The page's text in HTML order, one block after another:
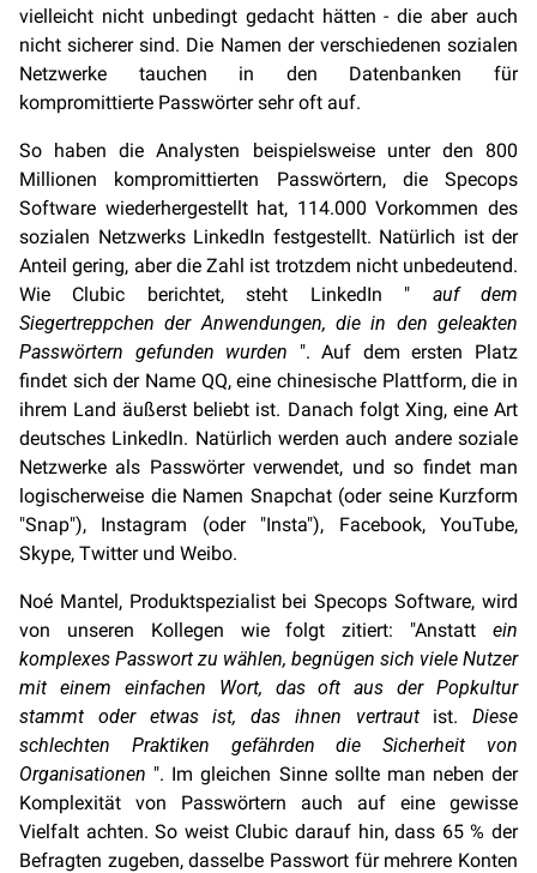
vielleicht nicht unbedingt gedacht hätten - die aber auch
nicht sicherer sind. Die Namen der verschiedenen sozialen
Netzwerke tauchen in den Datenbanken für
kompromittierte Passwörter sehr oft auf.
So haben die Analysten beispielsweise unter den 800
Millionen kompromittierten Passwörtern, die Specops
Software wiederhergestellt hat, 114.000 Vorkommen des
sozialen Netzwerks LinkedIn festgestellt. Natürlich ist der
Anteil gering, aber die Zahl ist trotzdem nicht unbedeutend.
Wie Clubic berichtet, steht LinkedIn " auf dem
Siegertreppchen der Anwendungen, die in den geleakten
Passwörtern gefunden wurden ". Auf dem ersten Platz
findet sich der Name QQ, eine chinesische Plattform, die in
ihrem Land äußerst beliebt ist. Danach folgt Xing, eine Art
deutsches LinkedIn. Natürlich werden auch andere soziale
Netzwerke als Passwörter verwendet, und so findet man
logischerweise die Namen Snapchat (oder seine Kurzform
"Snap"), Instagram (oder "Insta"), Facebook, YouTube,
Skype, Twitter und Weibo.
Noé Mantel, Produktspezialist bei Specops Software, wird
von unseren Kollegen wie folgt zitiert: "Anstatt ein
komplexes Passwort zu wählen, begnügen sich viele Nutzer
mit einem einfachen Wort, das oft aus der Popkultur
stammt oder etwas ist, das ihnen vertrautist. Diese
schlechten Praktiken gefährden die Sicherheit von
Organisationen ". Im gleichen Sinne sollte man neben der
Komplexität von Passwörtern auch auf eine gewisse
Vielfalt achten. So weist Clubic darauf hin, dass 65 % der
Befragten zugeben, dasselbe Passwort für mehrere Konten